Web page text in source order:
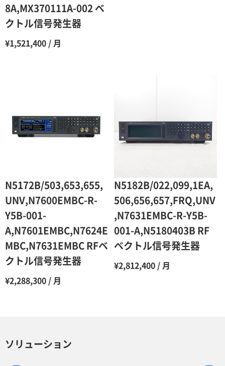
12ヶ月
8A,MX370111A-002 ベ
クトル信号発生器
¥1,521,400 / 月
N5172B/503,653,655,
UNV,N7600EMBC-R-
Y5B-001-
A,N7601EMBC,N7624E
MBC,N7631EMBC RFベ
クトル信号発生器
¥2,288,300 / 月
N5182B/022,099,1EA,
506,656,657,FRQ,UNV
,N7631EMBC-R-Y5B-
001-A,N5180403B RF
ベクトル信号発生器
¥2,812,400 / 月
ソリューション